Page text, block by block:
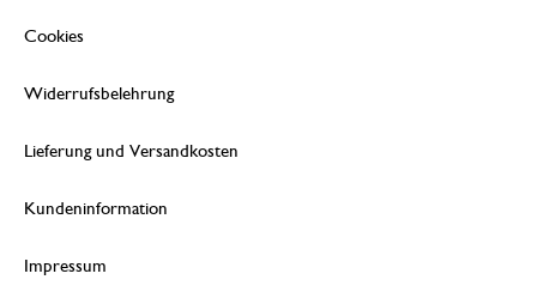
Cookies
Widerrufsbelehrung
Lieferung und Versandkosten
Kundeninformation
Impressum